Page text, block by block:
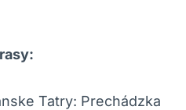
Tatry: Prechádzka